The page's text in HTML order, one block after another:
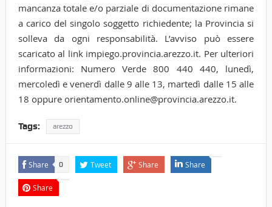
mancanza totale e/o parziale di documentazione rimane
a carico del singolo soggetto richiedente; la Provincia si
solleva da ogni responsabilità. L’avviso può essere
scaricato al link impiego.provincia.arezzo.it. Per ulteriori
informazioni: Numero Verde 800 440 440, lunedì,
mercoledì e venerdì dalle 9 alle 13, martedì dalle 15 alle
18 oppure orientamento.online@provincia.arezzo.it.
Tags: arezzo
Share 0 Tweet Share Share
Share